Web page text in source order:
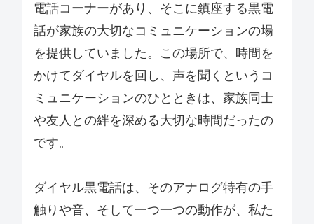
電話コーナーがあり、そこに鎮座する黒電
話が家族の大切なコミュニケーションの場
を提供していました。この場所で、時間を
かけてダイヤルを回し、声を聞くというコ
ミュニケーションのひとときは、家族同士
や友人との絆を深める大切な時間だったの
です。
ダイヤル黒電話は、そのアナログ特有の手
触りや音、そして一つ一つの動作が、私た